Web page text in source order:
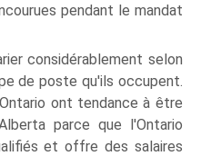
pendant le mandat
considérablement selon
de poste qu'ils occupent.
ont tendance à être
parce que l'Ontario
et offre des salaires